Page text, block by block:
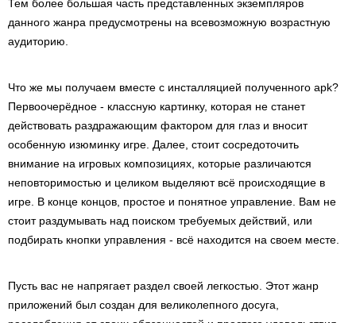
Тем более большая часть представленных экземпляров
данного жанра предусмотрены на всевозможную возрастную
аудиторию.
Что же мы получаем вместе с инсталляцией полученного apk?
Первоочерёдное - классную картинку, которая не станет
действовать раздражающим фактором для глаз и вносит
особенную изюминку игре. Далее, стоит сосредоточить
внимание на игровых композициях, которые различаются
неповторимостью и целиком выделяют всё происходящие в
игре. В конце концов, простое и понятное управление. Вам не
стоит раздумывать над поиском требуемых действий, или
подбирать кнопки управления - всё находится на своем месте.
Пусть вас не напрягает раздел своей легкостью. Этот жанр
приложений был создан для великолепного досуга,